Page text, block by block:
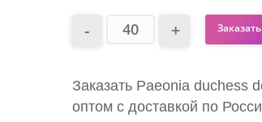
Заказать Paeonia duchess
оптом с доставкой по